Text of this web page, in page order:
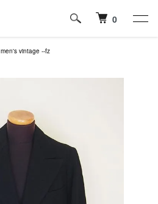
0
men's vintage --fz